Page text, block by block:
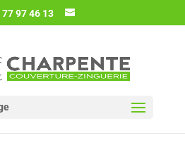
77 97 46 13